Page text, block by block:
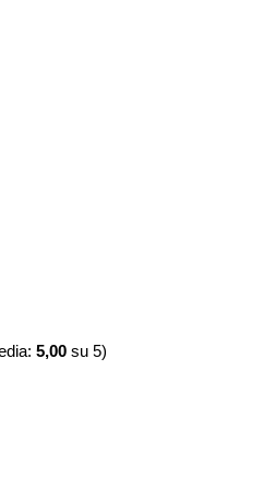
5,00su 5)